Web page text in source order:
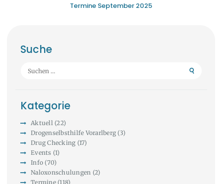
Termine September 2025
Suche
Suchen
Kategorie
Aktuell(22)
Drogenselbsthilfe Vorarlberg (3)
Drug Checking (17)
Events (1)
Info (70)
Naloxonschulungen (2)
Termine(118)